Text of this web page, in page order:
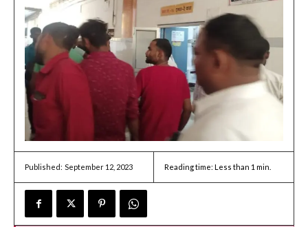
Published: September 12, 2023 Reading time: Less than 1 min.